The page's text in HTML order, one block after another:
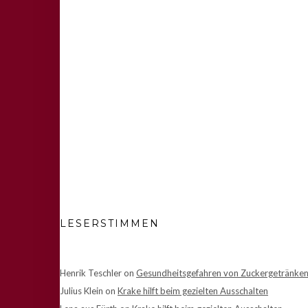
LESERSTIMMEN
Henrik Teschleron Gesundheitsgefahren von Zuckergetränken
Julius Klein on Krake hilft beim gezielten Ausschalten